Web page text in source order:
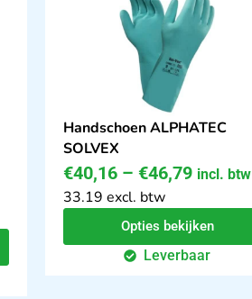
Handschoen ALPHATEC
SOLVEX
€40,16 – €46,79 incl. btw
33.19 excl. btw
Opties bekijken
Leverbaar